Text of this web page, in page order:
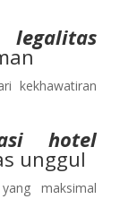
legalitas
kekhawatiran
hotel
unggul
maksimal